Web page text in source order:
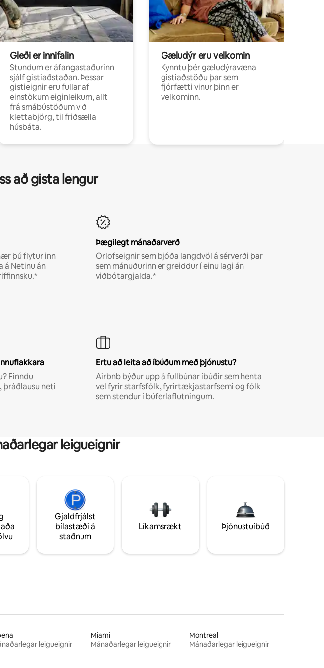
Gleði er innifalin
Stundum er áfangastaðurinn
sjálf gistiaðstaðan. Þessar
gistieignir eru fullar af
einstökum eiginleikum, allt
frá smábústöðum við
klettabjörg, til friðsælla
húsbáta.
Gæludýr eru velkomin
Kynntu þér gæludýravæna
gistiaðstöðu þar sem
fjórfætti vinur þinn er
velkominn.
að gista lengur
þú flytur inn
á Netinu án
Þægilegt mánaðarverð
Orlofseignir sem bjóða langdvöl á sérverði þar
sem mánuðurinn er greiddur í einu lagi án
viðbótargjalda.*
Finndu
þráðlausu neti
Ertu að leita að íbúðum með þjónustu?
Airbnb býður upp á fullbúnar íbúðir sem henta
vel fyrir starfsfólk, fyrirtækjastarfsemi og fólk
sem stendur í búferlaflutningum.
leigueignir
Gjaldfrjálst
bílastæði á
staðnum
Líkamsrækt Þjónustuíbúð
leigueignir
Miami
Mánaðarlegar leigueignir
Montreal
Mánaðarlegar leigueignir